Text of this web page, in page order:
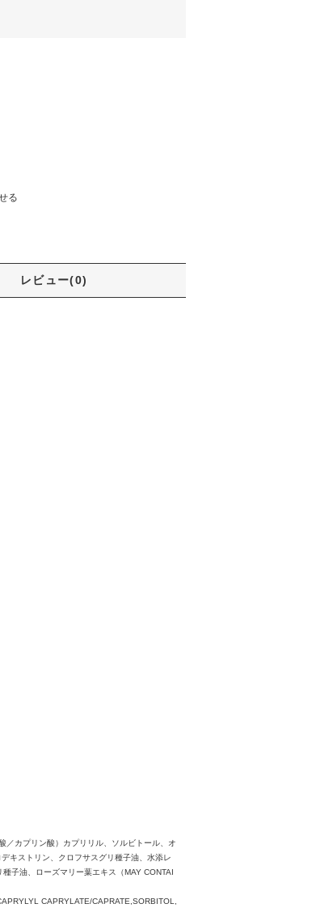
る
レビュー(0)
カプリン酸）カプリリル、ソルビトール、オ
キストリン、クロフサスグリ種子油、水添レ
子油、ローズマリー葉エキス（MAY CONTAI
CAPRYLATE/CAPRATE,SORBITOL,